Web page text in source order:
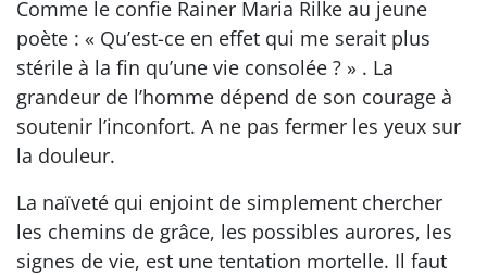
Comme le confie Rainer Maria Rilke au jeune
poète : « Qu’est-ce en effet qui me serait plus
stérile à la fin qu’une vie consolée ? » . La
grandeur de l’homme dépend de son courage à
soutenir l’inconfort. A ne pas fermer les yeux sur
la douleur.
La naïveté qui enjoint de simplement chercher
les chemins de grâce, les possibles aurores, les
signes de vie, est une tentation mortelle. Il faut